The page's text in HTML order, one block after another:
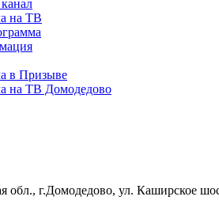
на ТВ
в Призыве
на ТВ Домодедово
обл., г.Домодедово, ул. Каширское